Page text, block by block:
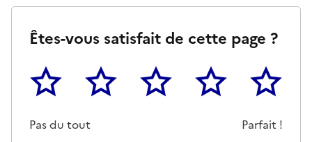
Êtes-vous satisfait de cette page ?
1
Pas du tout
2 3 4 5
Parfait !